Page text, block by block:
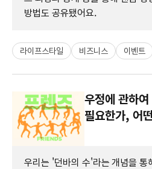
방법도 공유됐어요.
라이프스타일 비즈니스 이벤트
우정에 관하
필요한가, 어
우리는 '던바의 수'라는 개념을 통